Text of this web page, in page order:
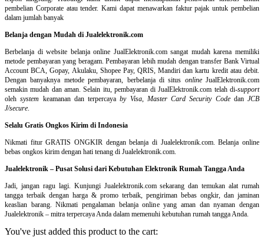
pembelian Corporate atau tender. Kami dapat menawarkan faktur pajak untuk pembelian
dalam jumlah banyak
Belanja dengan Mudah di Jualelektronik.com
Berbelanja diwebsite belanja online JualElektronik.com sangat mudah karena memiliki
metode pembayaran yang beragam. Pembayaran lebih mudah dengan transfer Bank Virtual
Account BCA, Gopay, Akulaku, Shopee Pay, QRIS, Mandiri dan kartu kredit atau debit.
Dengan banyaknya metode pembayaran, berbelanja di situs onlineJualElektronik.com
semakin mudah dan aman. Selain itu, pembayaran di JualElektronik.com telah di-support
olehsystem keamanan dan terpercayaby Visa, Master Card Security Codedan JCB
J/secure.
Selalu Gratis Ongkos Kirim di Indonesia
Nikmati fitur GRATIS ONGKIR dengan belanja di Jualelektronik.com. Belanja online
bebas ongkos kirim dengan hati tenang di Jualelektronik.com.
Jualelektronik – Pusat Solusi dari Kebutuhan Elektronik Rumah Tangga Anda
Jadi, jangan ragu lagi. Kunjungi Jualelektronik.com sekarang dan temukan alat rumah
tangga terbaik dengan harga & promo terbaik, pengiriman bebas ongkir, dan jaminan
keaslian barang. Nikmati pengalaman belanja online yang aman dan nyaman dengan
Jualelektronik – mitra terpercaya Anda dalam memenuhi kebutuhan rumah tangga Anda.
You've just added this product to the cart: